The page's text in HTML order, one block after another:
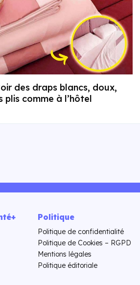
des draps blancs, doux,
plis comme à l’hôtel
Politique
Politique de confidentialité
Politique de Cookies – RGPD
Mentions légales
Politique éditoriale